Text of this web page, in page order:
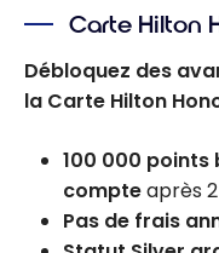
Carte Hilton
Débloquez des
la Carte Hilton
100 000 points
compteaprès
Pas de frais